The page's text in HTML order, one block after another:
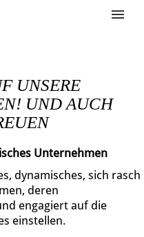
UNSERE
UND AUCH
Unternehmen
dynamisches, sich rasch
deren
engagiert auf die
einstellen.